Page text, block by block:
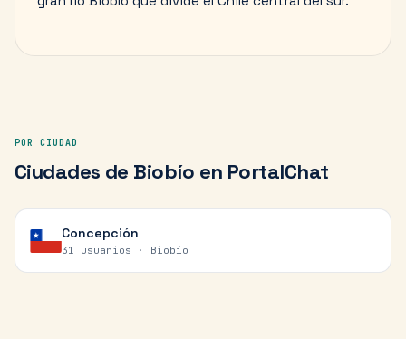
POR CIUDAD
Ciudades de Biobío en PortalChat
Concepción
31 usuarios · Biobío